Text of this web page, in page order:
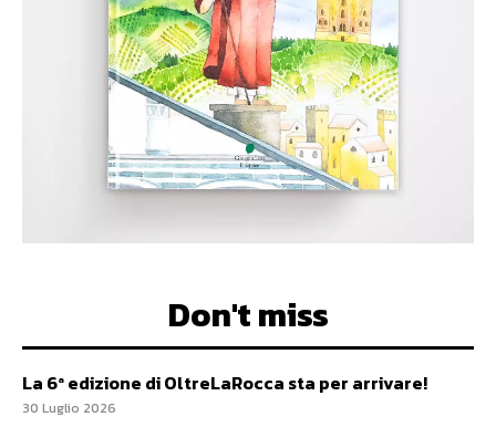
Don't miss
La 6ª edizione di OltreLaRocca sta per arrivare!
30 Luglio 2026